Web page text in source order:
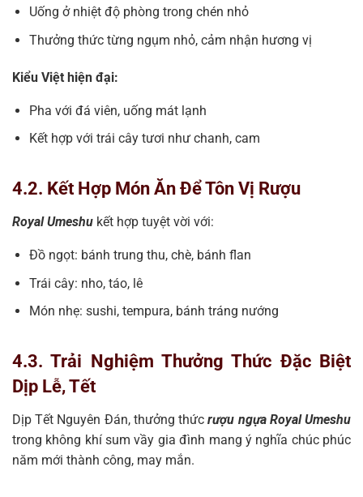
Uống ở nhiệt độ phòng trong chén nhỏ
Thưởng thức từng ngụm nhỏ, cảm nhận hương vị
Kiểu Việt hiện đại:
Pha với đá viên, uống mát lạnh
Kết hợp với trái cây tươi như chanh, cam
4.2. Kết Hợp Món Ăn Để Tôn Vị Rượu
Royal Umeshu kết hợp tuyệt vời với:
Đồ ngọt: bánh trung thu, chè, bánh flan
Trái cây: nho, táo, lê
Món nhẹ: sushi, tempura, bánh tráng nướng
4.3. Trải Nghiệm Thưởng Thức Đặc Biệt
Dịp Lễ, Tết
Dịp Tết Nguyên Đán, thưởng thứcrượu ngựa Royal Umeshu
trong không khí sum vầy gia đình mang ý nghĩa chúc phúc
năm mới thành công, may mắn.